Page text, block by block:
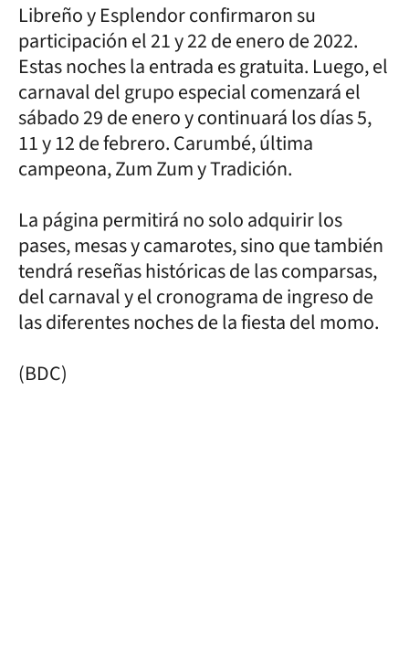
Libreño y Esplendor confirmaron su
participación el 21 y 22 de enero de 2022.
Estas noches la entrada es gratuita. Luego, el
carnaval del grupo especial comenzará el
sábado 29 de enero y continuará los días 5,
11 y 12 de febrero. Carumbé, última
campeona, Zum Zum y Tradición.
La página permitirá no solo adquirir los
pases, mesas y camarotes, sino que también
tendrá reseñas históricas de las comparsas,
del carnaval y el cronograma de ingreso de
las diferentes noches de la fiesta del momo.
(BDC)